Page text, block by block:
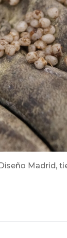
Madrid,